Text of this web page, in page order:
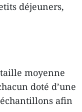
déjeuners,
moyenne
doté d’une
afin